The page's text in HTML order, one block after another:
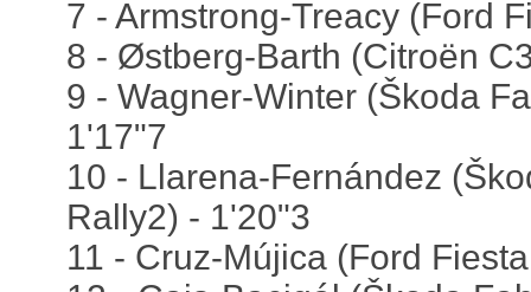
7 - Armstrong-Treacy (Ford
8 - Østberg-Barth (Citroën
9 - Wagner-Winter (Škoda
1'17"7
10 - Llarena-Fernández
Rally2) - 1'20"3
11 - Cruz-Mújica (Ford